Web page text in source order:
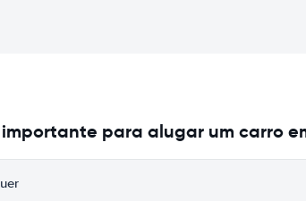
para alugar um carro